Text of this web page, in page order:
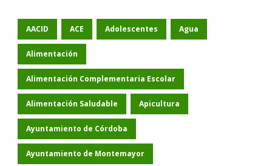
AACID ACE Adolescentes Agua
Alimentación
Alimentación Complementaria Escolar
Alimentación Saludable Apicultura
Ayuntamiento de Córdoba
Ayuntamiento de Montemayor